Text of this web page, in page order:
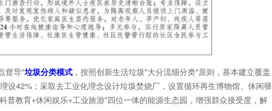
督导"垃圾分类模式 ，按照创新生活垃圾"大分流细分类"原则，基本建立覆盖
设42%；采取去工业化理念设计垃圾焚烧厂，设置循环再生博物馆、休闲驿
普教育+休闲娱乐+工业旅游"四位一体的能源生态园，增强群众接受度，解